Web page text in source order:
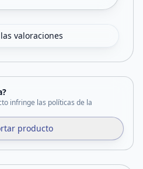
valoraciones
infringe las políticas de la
producto